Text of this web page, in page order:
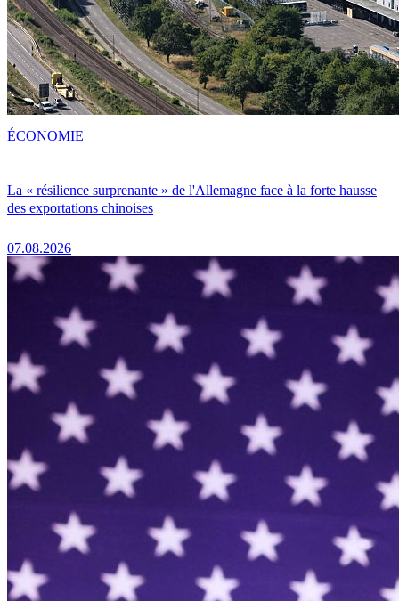
La « résilience surprenante » de l'Allemagne face à la forte hausse
des exportations chinoises
07.08.2026
ÉCONOMIE